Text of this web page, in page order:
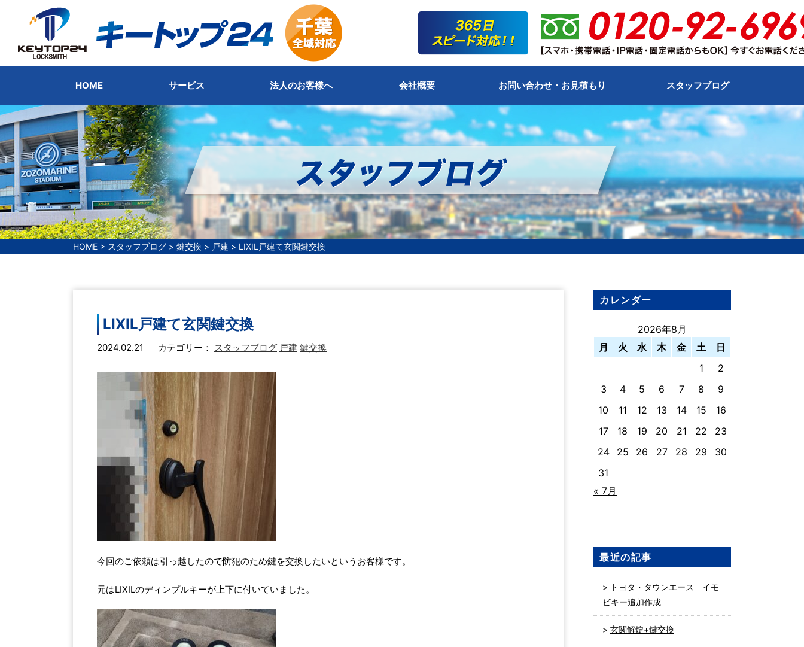
HOME サービス 法人のお客様へ 会社概要 お問い合わせ・お見積もり スタッフブログ
HOME > スタッフブログ > 鍵交換 > 戸建 > LIXIL戸建て玄関鍵交換
LIXIL戸建て玄関鍵交換
2024.02.21 カテゴリー： スタッフブログ 戸建 鍵交換
今回のご依頼は引っ越したので防犯のため鍵を交換したいというお客様です。
元はLIXILのディンプルキーが上下に付いていました。
カレンダー
2026年8月
月
火 水 木 金 土
日
1
2
3
4 5 6 7 8
9
10
11 12 13 14 15
16
17
18 19 20 21 22
23
24
25 26 27 28 29
30
31
« 7月
最近の記事
トヨタ・タウンエース イモ
ビキー追加作成
玄関解錠+鍵交換